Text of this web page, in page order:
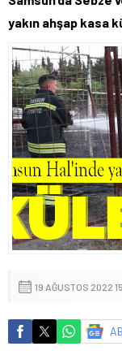
yakın ahşap kasa
19 AĞUSTOS 2022